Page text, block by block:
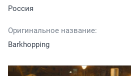
Россия
Оригинальное название:
Barkhopping